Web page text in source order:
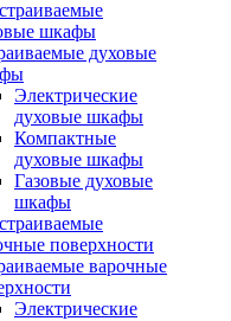
духовые
Электрические
духовые шкафы
Компактные
духовые шкафы
Газовые духовые
шкафы
варочные
Электрические